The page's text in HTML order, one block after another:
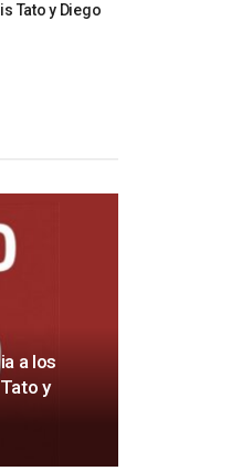
Tato y Diego
a los
y